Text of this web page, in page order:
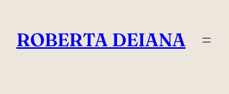
contenuto
ROBERTA DEIANA